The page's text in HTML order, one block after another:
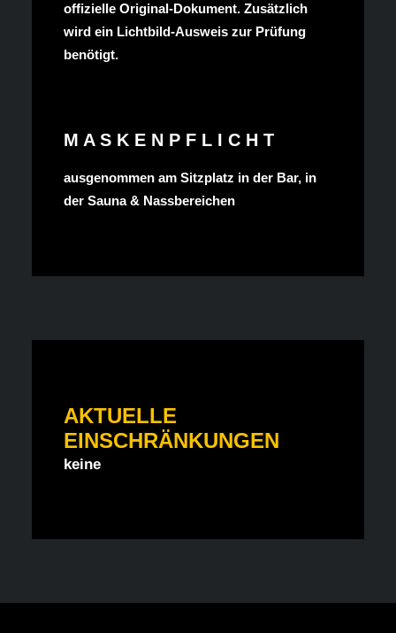
offizielle Original-Dokument. Zusätzlich
wird ein Lichtbild-Ausweis zur Prüfung
benötigt.
M A S K E N P F L I C H T
ausgenommen am Sitzplatz in der Bar, in
der Sauna & Nassbereichen
AKTUELLE
EINSCHRÄNKUNGEN
keine